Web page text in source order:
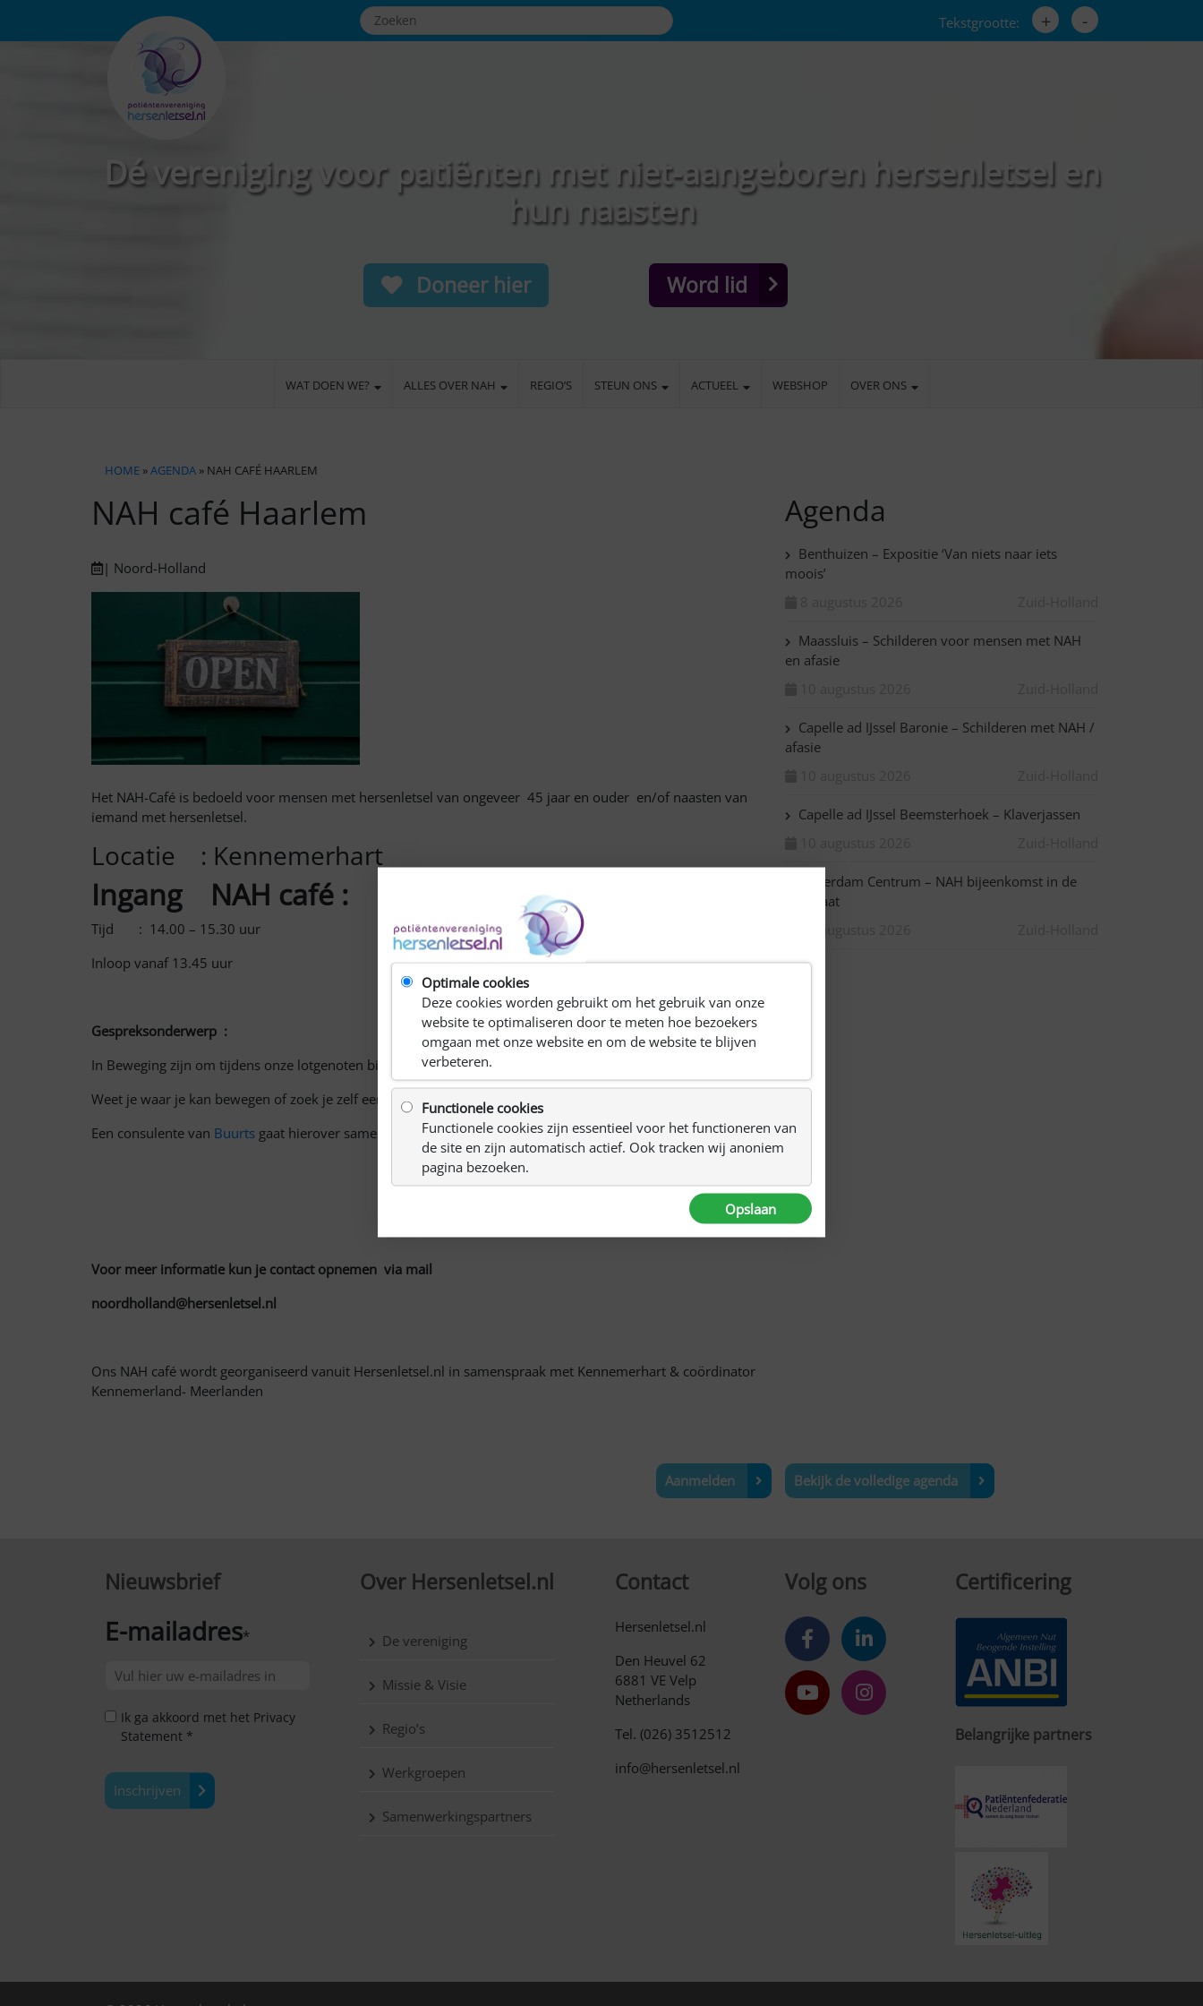
Tekstgrootte: + -
Dé vereniging voor patiënten met niet-aangeboren hersenletsel en
hun naasten
Doneer hier Word lid
WAT DOEN WE? ALLES OVER NAH REGIO’S STEUN ONS ACTUEEL WEBSHOP OVER ONS
HOME »AGENDA » NAH CAFÉ HAARLEM
NAH café Haarlem
| Noord-Holland
Het NAH-Café is bedoeld voor mensen met hersenletsel van ongeveer 45 jaar en ouder en/of naasten van
iemand met hersenletsel.
Locatie : Kennemerhart
Ingang NAH café : Jansstraat 36 in Haarlem
Tijd : 14.00 – 15.30 uur
Inloop vanaf 13.45 uur
Gespreksonderwerp :
In Beweging zijn om tijdens onze lotgenoten bijeenkomst ervaringen met elkaar te kunnen delen.
Weet je waar je kan bewegen of zoek je zelf een sportieve bewegingsvorm in jouw woonwijk.
Een consulente van Buurts gaat hierover samen met de lotgenoten in gesprek.
Voor meer informatie kun je contact opnemen via mail
noordholland@hersenletsel.nl
Ons NAH café wordt georganiseerd vanuit Hersenletsel.nl in samenspraak met Kennemerhart & coördinator
Kennemerland- Meerlanden
Aanmelden
Agenda
Benthuizen – Expositie ‘Van niets naar iets
moois’
Maassluis – Schilderen voor mensen met NAH
en afasie
Capelle ad IJssel Baronie – Schilderen met NAH /
afasie
Capelle ad IJssel Beemsterhoek – Klaverjassen
Rotterdam Centrum – NAH bijeenkomst in de
Kipstraat
Bekijk de volledige agenda
Nieuwsbrief
E-mailadres*
Ik ga akkoord met het Privacy
Statement *
Inschrijven
Over Hersenletsel.nl
De vereniging
Missie & Visie
Regio’s
Werkgroepen
Samenwerkingspartners
Contact
Hersenletsel.nl
Den Heuvel 62
6881 VE Velp
Netherlands
Tel. (026) 3512512
info@hersenletsel.nl
Volg ons Certificering
Belangrijke partners
Optimale cookies
Deze cookies worden gebruikt om het gebruik van onze
website te optimaliseren door te meten hoe bezoekers
omgaan met onze website en om de website te blijven
verbeteren.
Functionele cookies
Functionele cookies zijn essentieel voor het functioneren van
de site en zijn automatisch actief. Ook tracken wij anoniem
pagina bezoeken.
Opslaan